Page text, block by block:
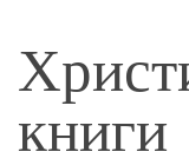
книги